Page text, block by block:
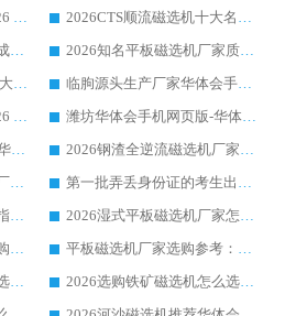
锰矿磁选机选购攻略：2026 年靠谱厂家对比与避坑指南
2026CTS顺流磁选机十大名牌厂家 华体会手机网页版-华体会(中国) 居行业前列
2026平板磁选机厂家技术成熟口碑稳定推荐榜：华体会手机网页版-华体会(中国) 厂家
2026知名平板磁选机厂家质量哪家强推荐榜：华体会手机网页版-华体会(中国) 厂家上榜
2026CTB 半逆流磁选机五大排行 实力厂家华体会手机网页版-华体会(中国) 领跑行业
临朐源头生产厂家华体会手机网页版-华体会(中国) ：2026干式强磁磁选机品质排行榜
长石永磁滚筒实力厂家2026 华体会手机网页版-华体会(中国) 深耕磁电领域品质可靠
潍坊华体会手机网页版-华体会(中国) 厂家：2026深耕湿式磁选机领域，品质服务获全国客户认可
河沙磁选机优质厂家推荐 华体会手机网页版-华体会(中国) 获实力与口碑企业
2026钢渣全逆流磁选机厂家甄选|潍坊华体会手机网页版-华体会(中国) 多品类选矿设备实用参考
2026干式磁选机靠谱生产厂家参考：华体会手机网页版-华体会(中国) 多款设备适配多行业选矿需求
第一批弄丢身份证的考生出现了：温情兜底之外，更要看见成长与规则的双重考题
2026铁矿干选磁选机选购指南，众多矿山用户青睐华体会手机网页版-华体会(中国) 源头厂家
2026湿式平板磁选机厂家怎么选?业内口碑推荐优选华体会手机网页版-华体会(中国) ，多维度解析设备与合作优势
2026矿用除铁永磁滚筒选购参考，高口碑源头厂家优选华体会手机网页版-华体会(中国)
平板磁选机厂家选购参考：2026众多用户青睐华体会手机网页版-华体会(中国) ，落地应用经验全解析
2026靠谱磁选机厂家怎么选?综合实测，众多客户青睐华体会手机网页版-华体会(中国) 设备
2026选购铁矿磁选机怎么选?综合口碑出众的华体会手机网页版-华体会(中国) 值得矿山用户参考